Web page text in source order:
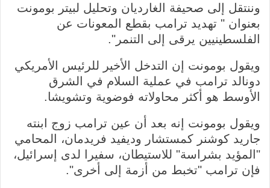
ر
ا
ل
و
ر
a
g
e
a
p
t
n
وننتقل إلى صحيفة الغارديان وتحليل لبيتر بومونت
بعنوان " تهديد ترامب بقطع المعونات عن
الفلسطينيين يرقى إلى التنمر".
ويقول بومونت إن التدخل الأخير للرئيس الأمريكي
دونالد ترامب في عملية السلام في الشرق
الأوسط هو أكثر محاولاته فوضوية وتشويشا.
ويقول بومونت إنه بعد أن عين ترامب زوج ابنته
جاريد كوشنر كمستشار وديفيد فريدمان، المحامي
"المؤيد بشراسة" للاستيطان، سفيرا لدى إسرائيل،
فإن ترامب "تخبط من أزمة إلى أخرى".